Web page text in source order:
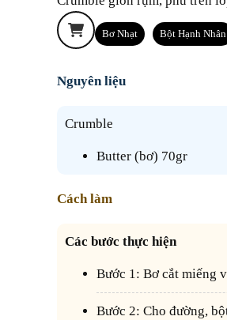
Bơ Nhạt Bột Hạnh Nhân
Nguyên liệu
Crumble
Butter (bơ) 70gr
Cách làm
Các bước thực hiện
Bước 1: Bơ cắt miếng
Bước 2: Cho đường, bột mì và bột hạnh nhân vào B1 trộn đến khi thành 1